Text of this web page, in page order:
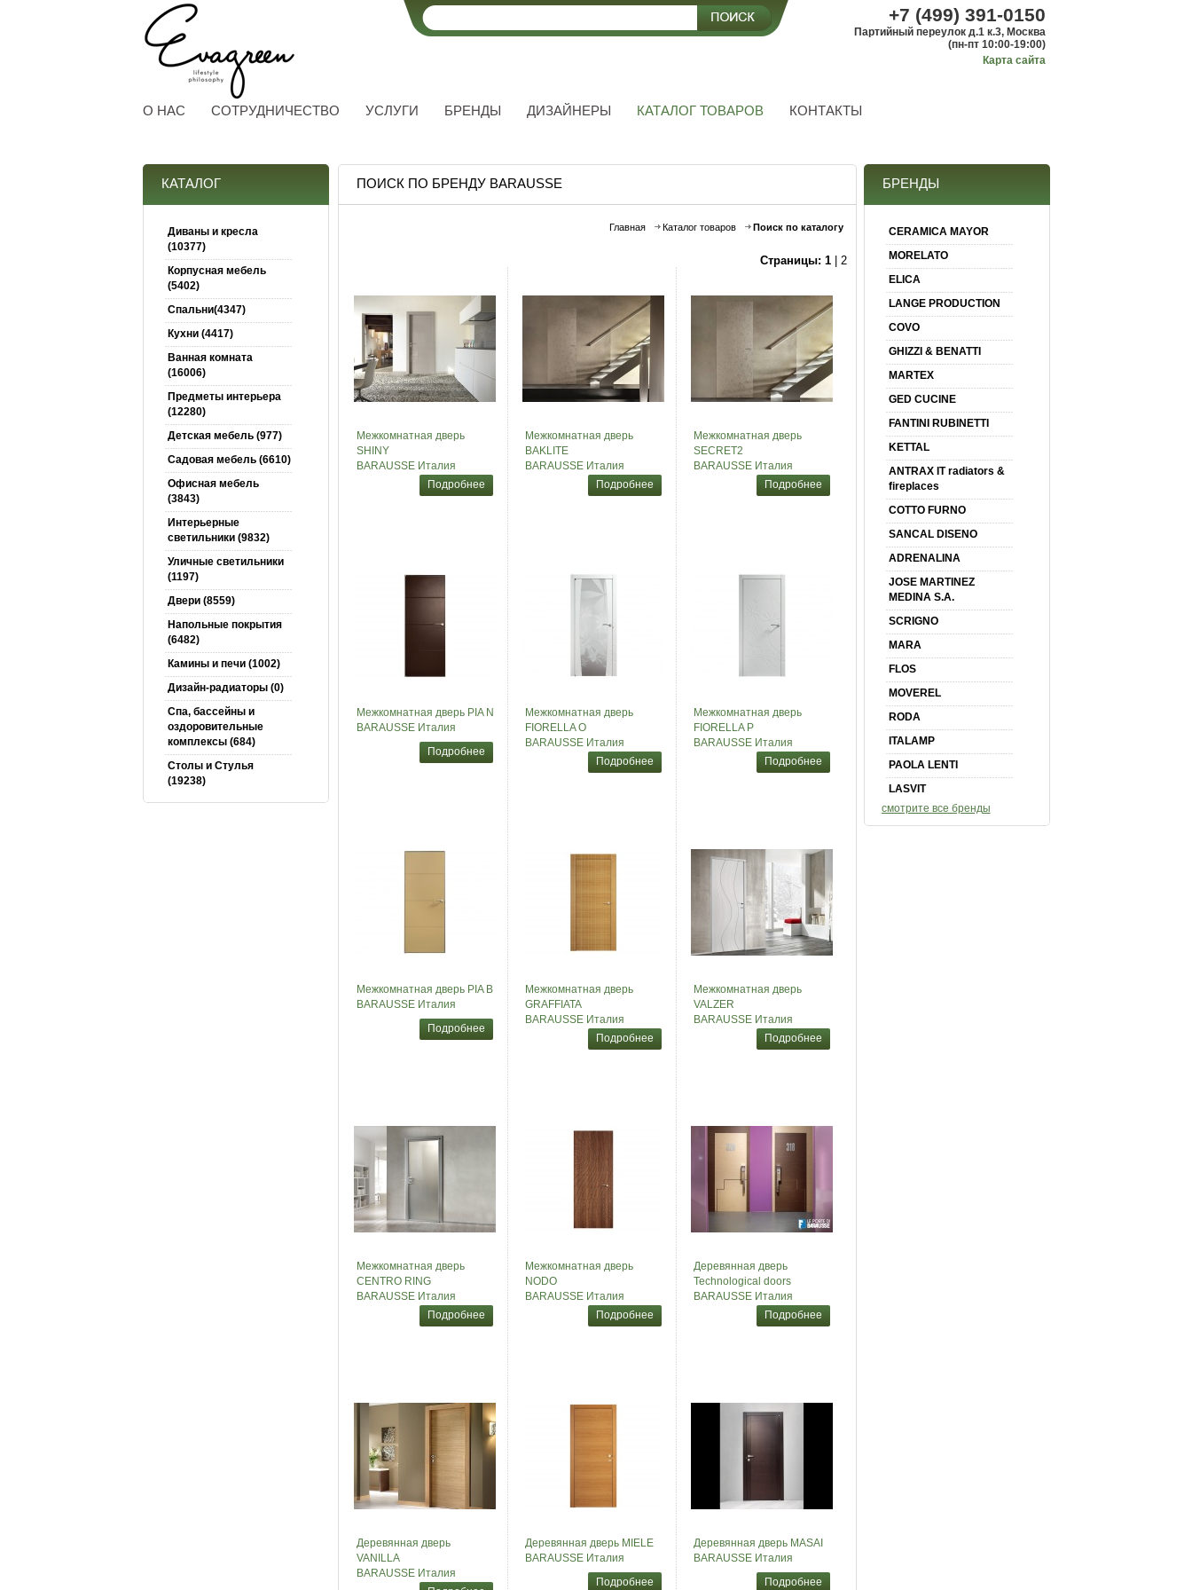
О НАС СОТРУДНИЧЕСТВО УСЛУГИ БРЕНДЫ ДИЗАЙНЕРЫ КАТАЛОГ ТОВАРОВ КОНТАКТЫ
+7 (499) 391-0150
Партийный переулок д.1 к.3, Москва
(пн-пт 10:00-19:00)
Карта сайта
КАТАЛОГ
Диваны и кресла
(10377)
Корпусная мебель
(5402)
Спальни(4347)
Кухни (4417)
Ванная комната
(16006)
Предметы интерьера
(12280)
Детская мебель (977)
Садовая мебель (6610)
Офисная мебель
(3843)
Интерьерные
светильники (9832)
Уличные светильники
(1197)
Двери (8559)
Напольные покрытия
(6482)
Камины и печи (1002)
Дизайн-радиаторы (0)
Спа, бассейны и
оздоровительные
комплексы (684)
Столы и Cтулья
(19238)
ПОИСК ПО БРЕНДУ BARAUSSE
Главная Каталог товаров Поиск по каталогу
Страницы: 1| 2
Межкомнатная дверь
SHINY
BARAUSSE Италия
Подробнее
Межкомнатная дверь
BAKLITE
BARAUSSE Италия
Подробнее
Межкомнатная дверь
SECRET2
BARAUSSE Италия
Подробнее
Межкомнатная дверь PIA N
BARAUSSE Италия
Подробнее
Межкомнатная дверь
FIORELLA O
BARAUSSE Италия
Подробнее
Межкомнатная дверь
FIORELLA P
BARAUSSE Италия
Подробнее
Межкомнатная дверь PIA B
BARAUSSE Италия
Подробнее
Межкомнатная дверь
GRAFFIATA
BARAUSSE Италия
Подробнее
Межкомнатная дверь
VALZER
BARAUSSE Италия
Подробнее
Межкомнатная дверь
CENTRO RING
BARAUSSE Италия
Подробнее
Межкомнатная дверь
NODO
BARAUSSE Италия
Подробнее
Деревянная дверь
Technological doors
BARAUSSE Италия
Подробнее
Деревянная дверь
VANILLA
BARAUSSE Италия
Деревянная дверь MIELE
BARAUSSE Италия
Подробнее
Деревянная дверь MASAI
BARAUSSE Италия
Подробнее
БРЕНДЫ
CERAMICA MAYOR
MORELATO
ELICA
LANGE PRODUCTION
COVO
GHIZZI & BENATTI
MARTEX
GED CUCINE
FANTINI RUBINETTI
KETTAL
ANTRAX IT radiators &
fireplaces
COTTO FURNO
SANCAL DISENO
ADRENALINA
JOSE MARTINEZ
MEDINA S.A.
SCRIGNO
MARA
FLOS
MOVEREL
RODA
ITALAMP
PAOLA LENTI
LASVIT
смотрите все бренды